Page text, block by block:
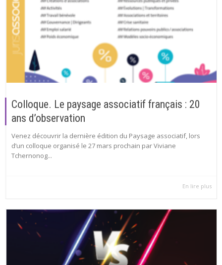
Colloque. Le paysage associatif français : 20
ans d’observation
Venez découvrir la dernière édition du Paysage associatif, lors
d’un colloque organisé le 27 mars prochain par Viviane
Tchernonog...
En lire plus